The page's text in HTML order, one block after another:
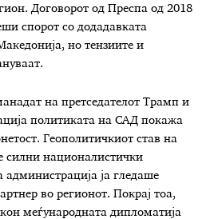
Договорот од Преспа од 2018
спорот со додадавката
но тензиите и
на претседателот Трамп и
политиката на САД покажа
Геополитичкиот став на
силни националистички
администрација ја гледаше
во регионот. Покрај тоа,
меѓународната дипломатија